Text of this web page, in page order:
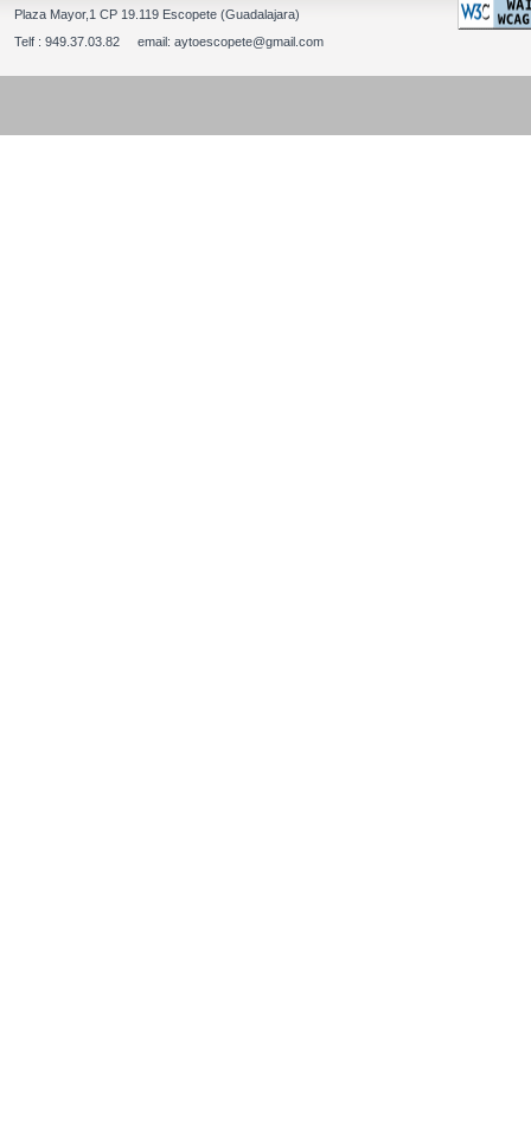
Plaza Mayor,1 CP 19.119 Escopete (Guadalajara)
Telf : 949.37.03.82 email: aytoescopete@gmail.com